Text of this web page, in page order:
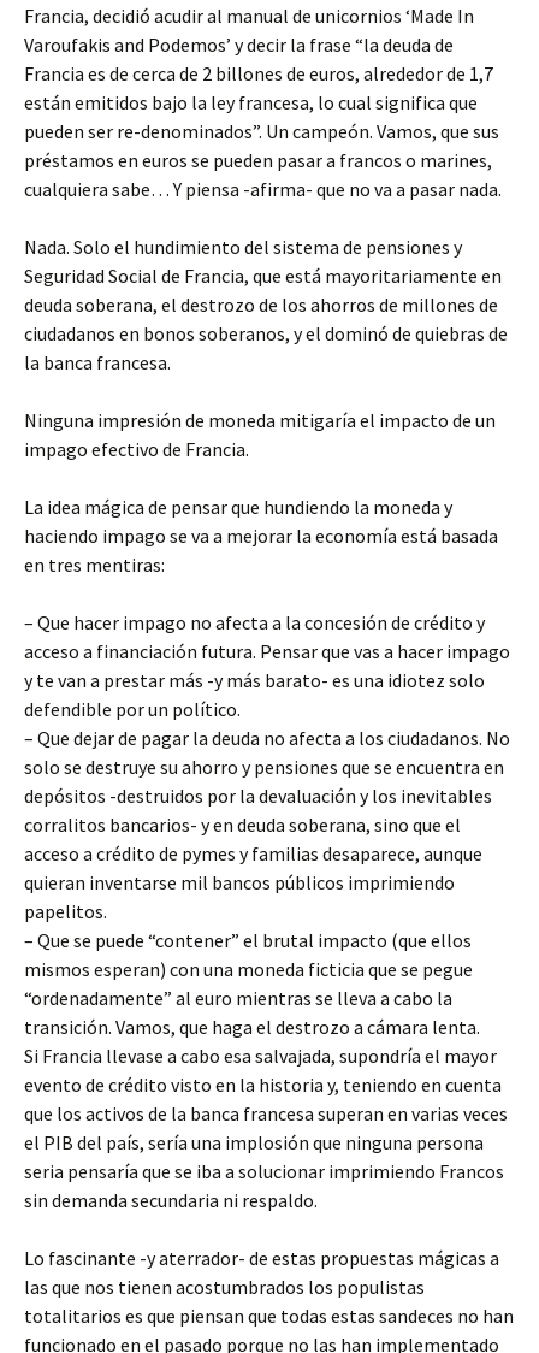
Francia, decidió acudir al manual de unicornios ‘Made In
Varoufakis and Podemos’ y decir la frase “la deuda de
Francia es de cerca de 2 billones de euros, alrededor de 1,7
están emitidos bajo la ley francesa, lo cual significa que
pueden ser re-denominados”. Un campeón. Vamos, que sus
préstamos en euros se pueden pasar a francos o marines,
cualquiera sabe… Y piensa -afirma- que no va a pasar nada.
Nada. Solo el hundimiento del sistema de pensiones y
Seguridad Social de Francia, que está mayoritariamente en
deuda soberana, el destrozo de los ahorros de millones de
ciudadanos en bonos soberanos, y el dominó de quiebras de
la banca francesa.
Ninguna impresión de moneda mitigaría el impacto de un
impago efectivo de Francia.
La idea mágica de pensar que hundiendo la moneda y
haciendo impago se va a mejorar la economía está basada
en tres mentiras:
– Que hacer impago no afecta a la concesión de crédito y
acceso a financiación futura. Pensar que vas a hacer impago
y te van a prestar más -y más barato- es una idiotez solo
defendible por un político.
– Que dejar de pagar la deuda no afecta a los ciudadanos. No
solo se destruye su ahorro y pensiones que se encuentra en
depósitos -destruidos por la devaluación y los inevitables
corralitos bancarios- y en deuda soberana, sino que el
acceso a crédito de pymes y familias desaparece, aunque
quieran inventarse mil bancos públicos imprimiendo
papelitos.
– Que se puede “contener” el brutal impacto (que ellos
mismos esperan) con una moneda ficticia que se pegue
“ordenadamente” al euro mientras se lleva a cabo la
transición. Vamos, que haga el destrozo a cámara lenta.
Si Francia llevase a cabo esa salvajada, supondría el mayor
evento de crédito visto en la historia y, teniendo en cuenta
que los activos de la banca francesa superan en varias veces
el PIB del país, sería una implosión que ninguna persona
seria pensaría que se iba a solucionar imprimiendo Francos
sin demanda secundaria ni respaldo.
Lo fascinante -y aterrador- de estas propuestas mágicas a
las que nos tienen acostumbrados los populistas
totalitarios es que piensan que todas estas sandeces no han
funcionado en el pasado porque no las han implementado